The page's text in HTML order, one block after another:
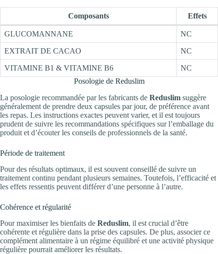
Composants Effets
GLUCOMANNANE NC
EXTRAIT DE CACAO NC
VITAMINE B1 & VITAMINE B6
NC
Posologie de Reduslim
La posologie recommandée par les fabricants de Reduslim suggère
généralement de prendre deux capsules par jour, de préférence avant
les repas. Les instructions exactes peuvent varier, et il est toujours
prudent de suivre les recommandations spécifiques sur l’emballage du
produit et d’écouter les conseils de professionnels de la santé.
Période de traitement
Pour des résultats optimaux, il est souvent conseillé de suivre un
traitement continu pendant plusieurs semaines. Toutefois, l’efficacité et
les effets ressentis peuvent différer d’une personne à l’autre.
Cohérence et régularité
Pour maximiser les bienfaits de Reduslim, il est crucial d’être
cohérente et régulière dans la prise des capsules. De plus, associer ce
complément alimentaire à un régime équilibré et une activité physique
régulière pourrait améliorer les résultats.